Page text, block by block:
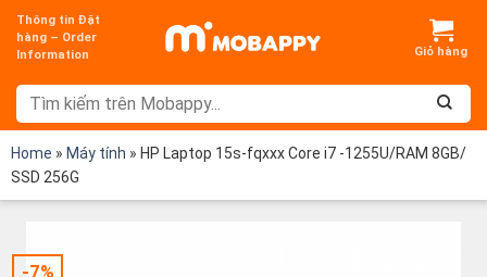
Chuyển
đến
dung
Thông tin Đặt
hàng – Order
Information
Home » Máy tính » HP Laptop 15s-fqxxx Core i7 -1255U/RAM 8GB/
SSD 256G
-7%